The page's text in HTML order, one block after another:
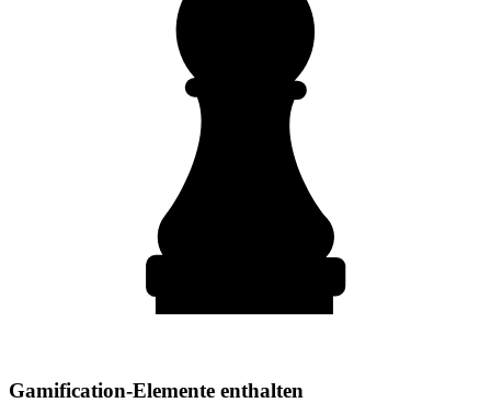
Gamification-Elemente enthalten